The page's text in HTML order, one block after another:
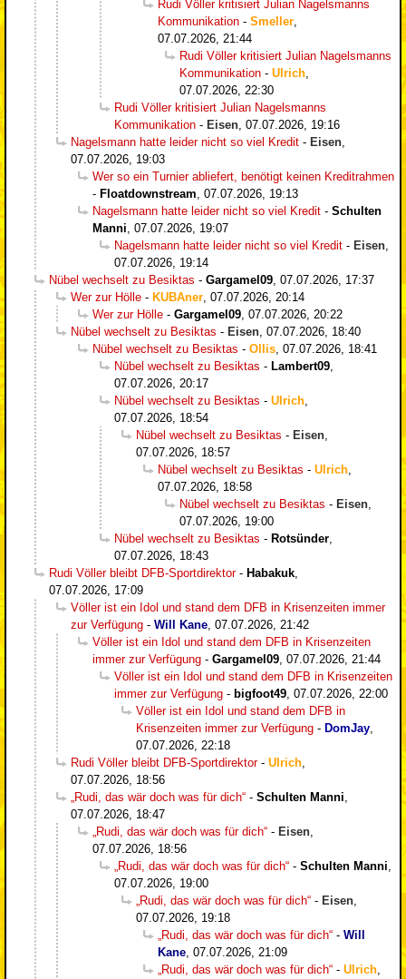
Rudi Völler kritisiert Julian Nagelsmanns
Kommunikation - Smeller,
07.07.2026, 21:44
Rudi Völler kritisiert Julian Nagelsmanns
Kommunikation - Ulrich,
07.07.2026, 22:30
Rudi Völler kritisiert Julian Nagelsmanns
Kommunikation - Eisen, 07.07.2026, 19:16
Nagelsmann hatte leider nicht so viel Kredit - Eisen,
07.07.2026, 19:03
Wer so ein Turnier abliefert, benötigt keinen Kreditrahmen
- Floatdownstream, 07.07.2026, 19:13
Nagelsmann hatte leider nicht so viel Kredit - Schulten
Manni, 07.07.2026, 19:07
Nagelsmann hatte leider nicht so viel Kredit - Eisen,
07.07.2026, 19:14
Nübel wechselt zu Besiktas - Gargamel09, 07.07.2026, 17:37
Wer zur Hölle - KUBAner, 07.07.2026, 20:14
Wer zur Hölle - Gargamel09, 07.07.2026, 20:22
Nübel wechselt zu Besiktas - Eisen, 07.07.2026, 18:40
Nübel wechselt zu Besiktas - Ollis, 07.07.2026, 18:41
Nübel wechselt zu Besiktas - Lambert09,
07.07.2026, 20:17
Nübel wechselt zu Besiktas - Ulrich,
07.07.2026, 18:54
Nübel wechselt zu Besiktas - Eisen,
07.07.2026, 18:57
Nübel wechselt zu Besiktas - Ulrich,
07.07.2026, 18:58
Nübel wechselt zu Besiktas - Eisen,
07.07.2026, 19:00
Nübel wechselt zu Besiktas - Rotsünder,
07.07.2026, 18:43
Rudi Völler bleibt DFB-Sportdirektor- Habakuk,
07.07.2026, 17:09
Völler ist ein Idol und stand dem DFB in Krisenzeiten immer
zur Verfügung - Will Kane, 07.07.2026, 21:42
Völler ist ein Idol und stand dem DFB in Krisenzeiten
immer zur Verfügung - Gargamel09, 07.07.2026, 21:44
Völler ist ein Idol und stand dem DFB in Krisenzeiten
immer zur Verfügung - bigfoot49, 07.07.2026, 22:00
Völler ist ein Idol und stand dem DFB in
Krisenzeiten immer zur Verfügung - DomJay,
07.07.2026, 22:18
Rudi Völler bleibt DFB-Sportdirektor- Ulrich,
07.07.2026, 18:56
„Rudi, das wär doch was für dich“ - Schulten Manni,
07.07.2026, 18:47
„Rudi, das wär doch was für dich“ - Eisen,
07.07.2026, 18:56
„Rudi, das wär doch was für dich“ - Schulten Manni,
07.07.2026, 19:00
„Rudi, das wär doch was für dich“ - Eisen,
07.07.2026, 19:18
„Rudi, das wär doch was für dich“ - Will
Kane, 07.07.2026, 21:09
„Rudi, das wär doch was für dich“ - Ulrich,